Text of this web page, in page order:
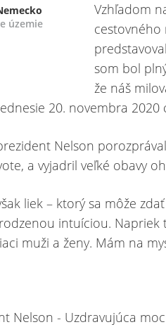
územie
Vzhľadom
som bol
že náš
20. novembra 2020
Nelson
a vyjadril veľké obavy
liek – ktorý sa môže
intuíciou.
muži a ženy. Mám na